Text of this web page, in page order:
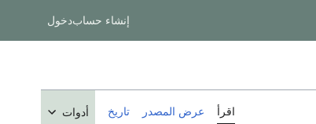
إنشاء حسابدخول
اقرأ عرض المصدر تاريخ أدوات